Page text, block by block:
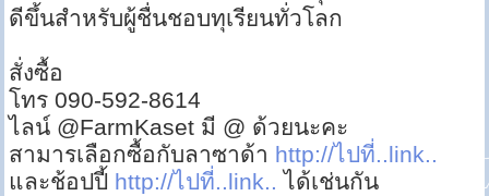
ดีขึ้นสำหรับผู้ชื่นชอบทุเรียนทั่วโลก
สั่งซื้อ
โทร 090-592-8614
ไลน์ @FarmKaset มี @ ด้วยนะคะ
สามารเลือกซื้อกับลาซาด้า http://ไปที่..link..
และช้อปปี้ http://ไปที่..link.. ได้เช่นกัน